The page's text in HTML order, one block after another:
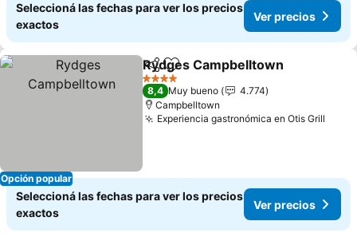
Seleccioná las fechas para ver los precios
exactos
Ver precios
Opción popular
CompartirAñadir a favoritos
Rydges Campbelltown
4 Estrellas
8,4 Muy bueno
4.774
Campbelltown
Experiencia gastronómica en Otis Grill
Seleccioná las fechas para ver los precios
exactos
Ver precios